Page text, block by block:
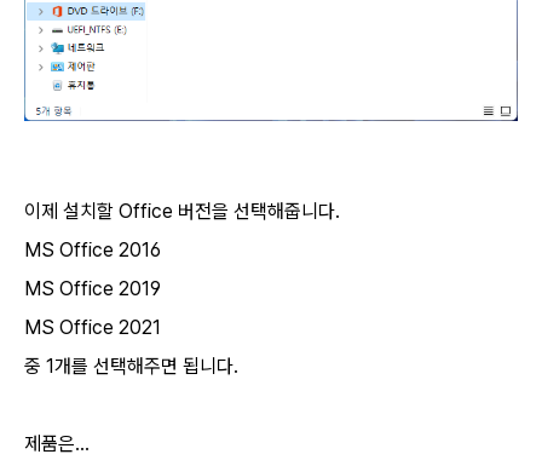
이제 설치할 Office 버전을 선택해줍니다.
MS Office 2016
MS Office 2019
MS Office 2021
중 1개를 선택해주면 됩니다.
제품은...